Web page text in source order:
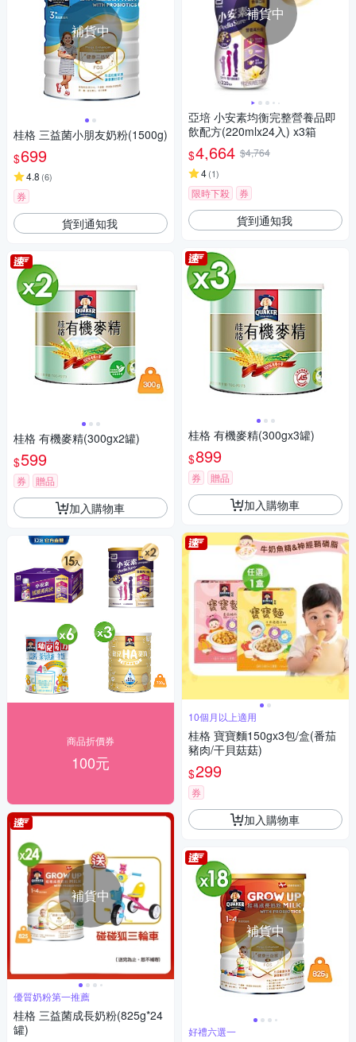
補貨中
桂格 三益菌小朋友奶粉(1500g)
$699
4.8 (6)
券
貨到通知我
桂格 有機麥精(300gx2罐)
$599
券 贈品
加入購物車
商品折價券
100元
補貨中
優質奶粉第一推薦
桂格 三益菌成長奶粉(825g*24
罐)
補貨中
亞培 小安素均衡完整營養品即
飲配方(220mlx24入) x3箱
$4,664 $4,764
4(1)
限時下殺 券
貨到通知我
桂格 有機麥精(300gx3罐)
$899
券 贈品
加入購物車
10個月以上適用
桂格 寶寶麵150gx3包/盒(番茄
豬肉/干貝菇菇)
$299
券
加入購物車
補貨中
好禮六選一